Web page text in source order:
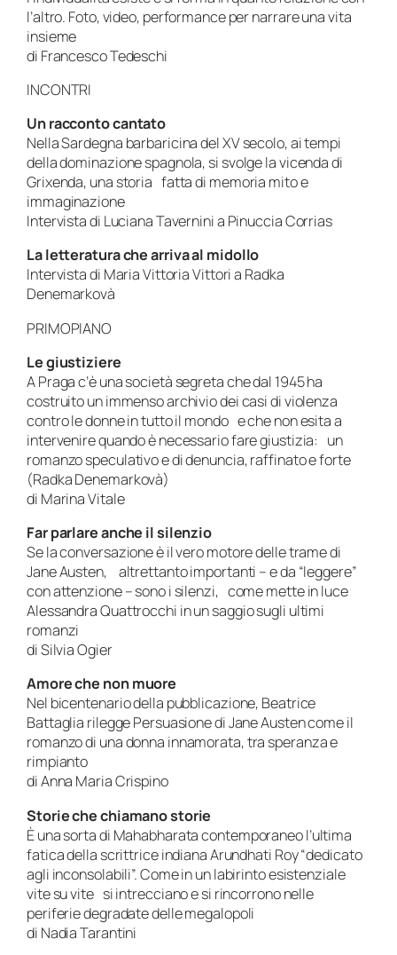
l’altro. Foto, video, performance per narrare una vita
insieme
di Francesco Tedeschi
INCONTRI
Un racconto cantato
Nella Sardegna barbaricina del XV secolo, ai tempi
della dominazione spagnola, si svolge la vicenda di
Grixenda, una storia fatta di memoria mito e
immaginazione
Intervista di Luciana Tavernini a Pinuccia Corrias
La letteratura che arriva al midollo
Intervista di Maria Vittoria Vittori a Radka
Denemarkovà
PRIMOPIANO
Le giustiziere
A Praga c’è una società segreta che dal 1945 ha
costruito un immenso archivio dei casi di violenza
contro le donne in tutto il mondo e che non esita a
intervenire quando è necessario fare giustizia: un
romanzo speculativo e di denuncia, raffinato e forte
(Radka Denemarkovà)
di Marina Vitale
Far parlare anche il silenzio
Se la conversazione è il vero motore delle trame di
Jane Austen, altrettanto importanti – e da “leggere”
con attenzione – sono i silenzi, come mette in luce
Alessandra Quattrocchi in un saggio sugli ultimi
romanzi
di Silvia Ogier
Amore che non muore
Nel bicentenario della pubblicazione, Beatrice
Battaglia rilegge Persuasione di Jane Austen come il
romanzo di una donna innamorata, tra speranza e
rimpianto
di Anna Maria Crispino
Storie che chiamano storie
È una sorta di Mahabharata contemporaneo l’ultima
fatica della scrittrice indiana Arundhati Roy “dedicato
agli inconsolabili”. Come in un labirinto esistenziale
vite su vite si intrecciano e si rincorrono nelle
periferie degradate delle megalopoli
di Nadia Tarantini